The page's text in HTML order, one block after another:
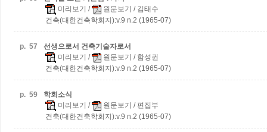
미리보기 / 원문보기 / 김태수
건축(대한건축학회지):v.9 n.2 (1965-07)
p. 57
선생으로서 건축기술자로서
미리보기 / 원문보기 / 함성권
건축(대한건축학회지):v.9 n.2 (1965-07)
p. 59
학회소식
미리보기 / 원문보기 / 편집부
건축(대한건축학회지):v.9 n.2 (1965-07)